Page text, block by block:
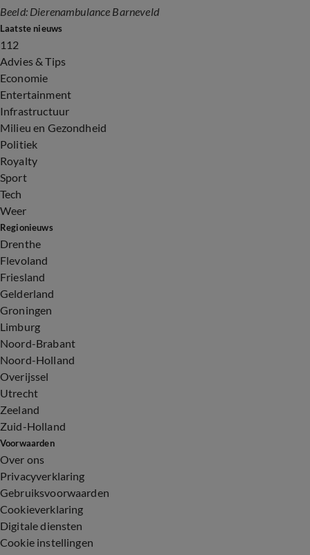
Beeld: Dierenambulance Barneveld
Laatste nieuws
112
Advies & Tips
Economie
Entertainment
Infrastructuur
Milieu en Gezondheid
Politiek
Royalty
Sport
Tech
Weer
Regionieuws
Drenthe
Flevoland
Friesland
Gelderland
Groningen
Limburg
Noord-Brabant
Noord-Holland
Overijssel
Utrecht
Zeeland
Zuid-Holland
Voorwaarden
Over ons
Privacyverklaring
Gebruiksvoorwaarden
Cookieverklaring
Digitale diensten
Cookie instellingen